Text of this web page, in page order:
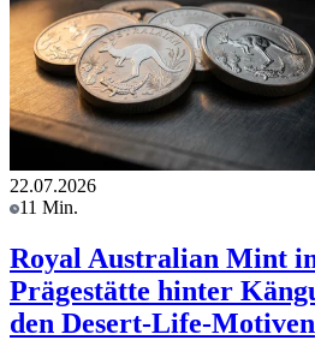
22.07.2026
11 Min.
Royal Australian Mint
Prägestätte hinter
den Desert-Life-Motiven